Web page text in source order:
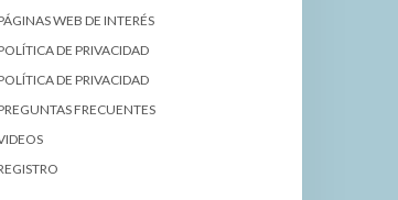
WEB DE INTERÉS
DE PRIVACIDAD
DE PRIVACIDAD
FRECUENTES